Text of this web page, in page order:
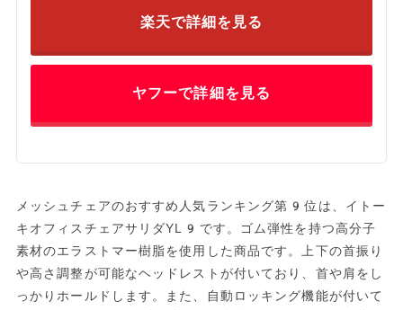
楽天で詳細を見る
ヤフーで詳細を見る
メッシュチェアのおすすめ人気ランキング第9位は、イトー
キオフィスチェアサリダYL9です。ゴム弾性を持つ高分子
素材のエラストマー樹脂を使用した商品です。上下の首振り
や高さ調整が可能なヘッドレストが付いており、首や肩をし
っかりホールドします。また、自動ロッキング機能が付いて